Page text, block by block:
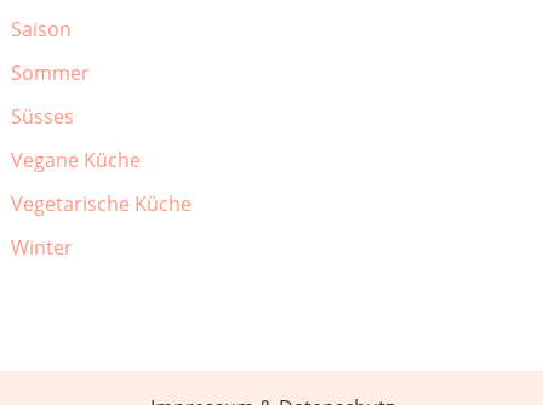
Saison
Sommer
Süsses
Vegane Küche
Vegetarische Küche
Winter